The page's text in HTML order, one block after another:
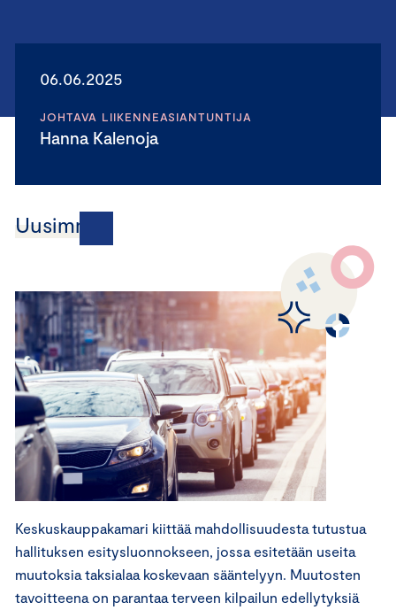
06.06.2025
JOHTAVA LIIKENNEASIANTUNTIJA
Hanna Kalenoja
Uusimmat
Keskuskauppakamari kiittää mahdollisuudesta tutustua
hallituksen esitysluonnokseen, jossa esitetään useita
muutoksia taksialaa koskevaan sääntelyyn. Muutosten
tavoitteena on parantaa terveen kilpailun edellytyksiä